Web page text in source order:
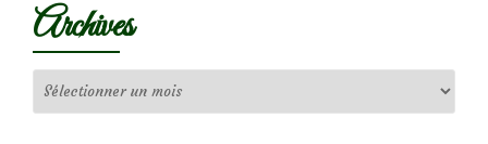
Archives